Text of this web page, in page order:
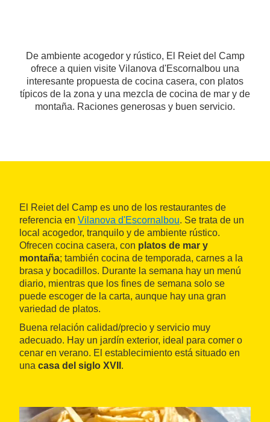
De ambiente acogedor y rústico, El Reiet del Camp
ofrece a quien visite Vilanova d'Escornalbou una
interesante propuesta de cocina casera, con platos
típicos de la zona y una mezcla de cocina de mar y de
montaña. Raciones generosas y buen servicio.
El Reiet del Camp es uno de los restaurantes de
referencia en Vilanova d'Escornalbou. Se trata de un
local acogedor, tranquilo y de ambiente rústico.
Ofrecen cocina casera, con platos de mar y
montaña; también cocina de temporada, carnes a la
brasa y bocadillos. Durante la semana hay un menú
diario, mientras que los fines de semana solo se
puede escoger de la carta, aunque hay una gran
variedad de platos.
Buena relación calidad/precio y servicio muy
adecuado. Hay un jardín exterior, ideal para comer o
cenar en verano. El establecimiento está situado en
una casa del siglo XVII .